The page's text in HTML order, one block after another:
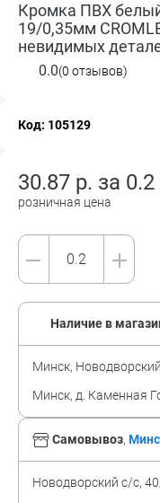
Кромка ПВХ
19/0,35мм
невидимых
0.0(0 отзывов)
Код: 105129
30.87 р. за
розничная цена
Самовывоз,
Новодворский с/с,
Наличие в
Минск,
Минск, д. Каменная